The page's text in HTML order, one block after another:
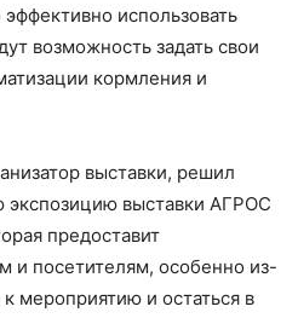
использовать
возможность задать свои
кормления и
выставки, решил
экспозицию выставки АГРОС
предоставит
и посетителям, особенно из-
мероприятию и остаться в